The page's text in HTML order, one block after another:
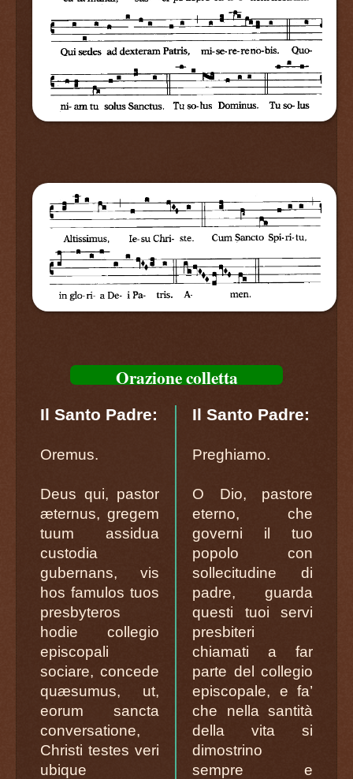
Orazione colletta
Il Santo Padre:
Oremus.
Deus qui, pastor
æternus, gregem
tuum assidua
custodia
gubernans, vis
hos famulos tuos
presbyteros
hodie collegio
episcopali
sociare, concede
quæsumus, ut,
eorum sancta
conversatione,
Christi testes veri
ubique
Il Santo Padre:
Preghiamo.
O Dio, pastore
eterno, che
governi il tuo
popolo con
sollecitudine di
padre, guarda
questi tuoi servi
presbiteri
chiamati a far
parte del collegio
episcopale, e fa’
che nella santità
della vita si
dimostrino
sempre e